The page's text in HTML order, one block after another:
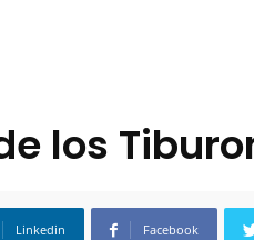
los
Linkedin Facebook